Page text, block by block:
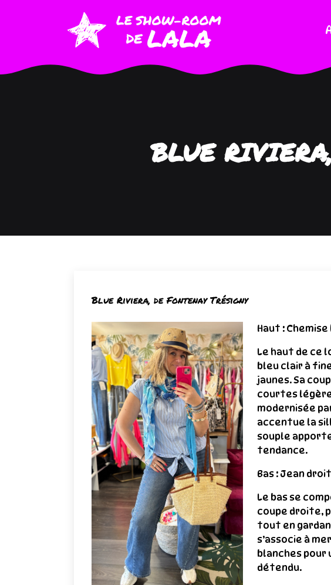
BLUE
Blue Riviera, de Fontenay Trésigny
Haut :
Le haut de ce
bleu clair à
jaunes. Sa
courtes
modernisée
accentue la
souple
tendance.
Bas : Jean
Le bas se
coupe droite,
tout en
s’associe à
blanches pour
détendu.